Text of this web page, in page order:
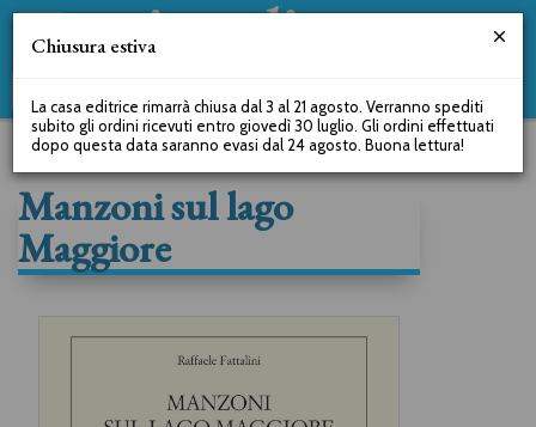
Manzoni sul lago
Maggiore
Chiusura estiva
La casa editrice rimarrà chiusa dal 3 al 21 agosto. Verranno spediti
subito gli ordini ricevuti entro giovedì 30 luglio. Gli ordini effettuati
dopo questa data saranno evasi dal 24 agosto. Buona lettura!